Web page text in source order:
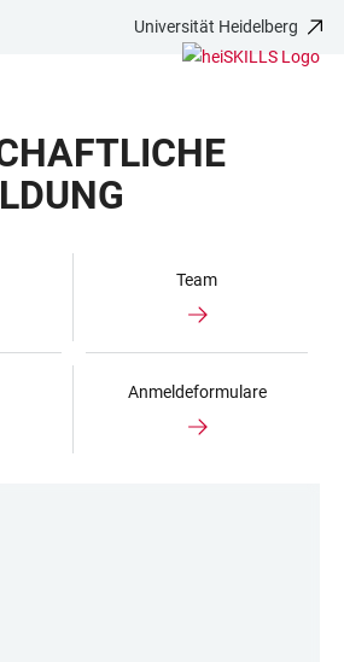
Universität Heidelberg
Team
Anmeldeformulare